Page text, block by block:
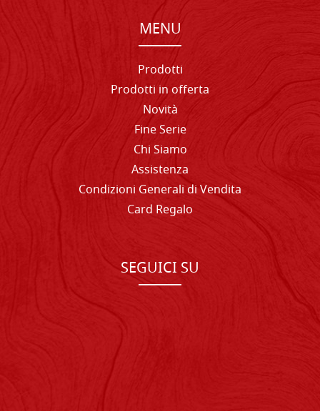
MENU
Prodotti
Prodotti in offerta
Novità
Fine Serie
Chi Siamo
Assistenza
Condizioni Generali di Vendita
Card Regalo
SEGUICI SU